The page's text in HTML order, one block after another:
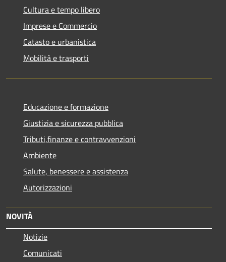
Cultura e tempo libero
Imprese e Commercio
Catasto e urbanistica
Mobilità e trasporti
Educazione e formazione
Giustizia e sicurezza pubblica
Tributi,finanze e contravvenzioni
Ambiente
Salute, benessere e assistenza
Autorizzazioni
NOVITÀ
Notizie
Comunicati